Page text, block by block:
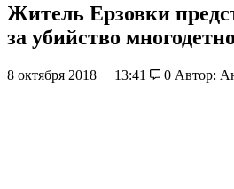
Житель Ерзовки
за убийство
8 октября 2018 13:41 0 Автор: